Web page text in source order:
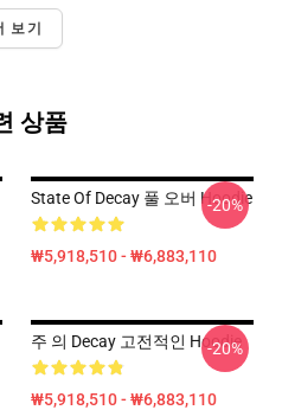
보기
상품
State Of Decay 풀 오버 Hoodie
₩5,918,510 - ₩6,883,110
-20%
주 의 Decay 고전적인 Hoodie
₩5,918,510 - ₩6,883,110
-20%